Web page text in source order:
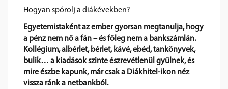
Hogyan spórolj a diákévekben?
Egyetemistaként az ember gyorsan megtanulja, hogy
a pénz nem nő a fán – és főleg nem a bankszámlán.
Kollégium, albérlet, bérlet, kávé, ebéd, tankönyvek,
bulik… a kiadások szinte észrevétlenül gyűlnek, és
mire észbe kapunk, már csak a Diákhitel-ikon néz
vissza ránk a netbankból.